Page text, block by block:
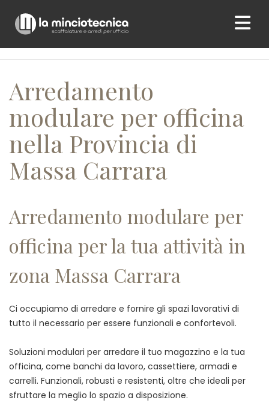
Home/ Arredamento modulare per officina nella Provincia di
Arredamento
modulare per officina
nella Provincia di
Massa Carrara
Arredamento modulare per
officina per la tua attività in
zona Massa Carrara
Ci occupiamo di arredare e fornire gli spazi lavorativi di
tutto il necessario per essere funzionali e confortevoli.
Soluzioni modulari per arredare il tuo magazzino e la tua
officina, come banchi da lavoro, cassettiere, armadi e
carrelli. Funzionali, robusti e resistenti, oltre che ideali per
sfruttare la meglio lo spazio a disposizione.